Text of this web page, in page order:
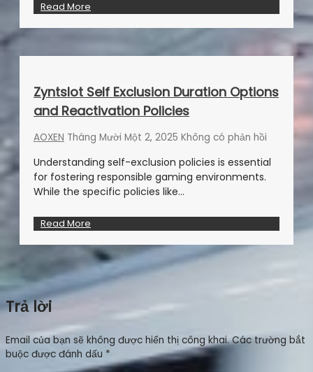
Read More
Zyntslot Self Exclusion Duration Options
and Reactivation Policies
AOXEN Tháng Mười Một 2, 2025 Không có phản hồi
Understanding self-exclusion policies is essential
for fostering responsible gaming environments.
While the specific policies like…
Read More
Trả lời
Email của bạn sẽ không được hiển thị công khai.Các trường bắt
buộc được đánh dấu *